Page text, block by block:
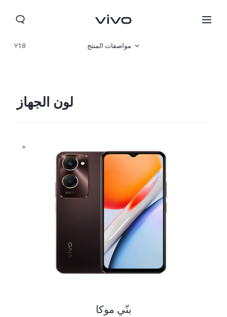
Y18 مواصفات المنتج
لون الجهاز
بنّي موكا